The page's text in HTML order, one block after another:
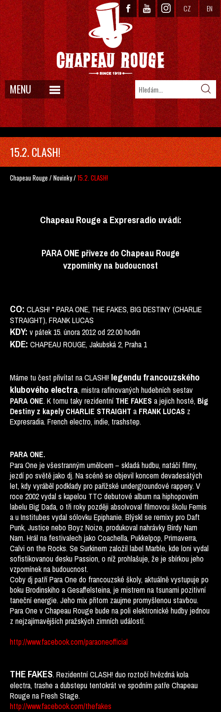
CZ EN
MENU
15.2. CLASH!
Chapeau Rouge /Novinky/15.2. CLASH!
Chapeau Rouge a Expresradio uvádí:
PARA ONE přiveze do Chapeau Rouge
vzpomínky na budoucnost
CO: CLASH! * PARA ONE, THE FAKES, BIG DESTINY (CHARLIE
STRAIGHT), FRANK LUCAS
KDY: v pátek 15. února 2012 od 22.00 hodin
KDE: CHAPEAU ROUGE, Jakubská 2, Praha 1
Máme tu čest přivítat na CLASHI! legendu francouzského
klubového electra, mistra rafinovaných hudebních sestav
PARA ONE. K tomu taky rezidentní THE FAKES a jejich hosté, Big
Destiny z kapely CHARLIE STRAIGHT a FRANK LUCAS z
Expresradia. French electro, indie, trashstep.
PARA ONE.
Para One je všestranným umělcem – skladá hudbu, natáčí filmy,
jezdí po světě jako dj. Na scéně se objevil koncem devadesátých
let, kdy vyráběl podklady pro pařížské undergroundové rappery. V
roce 2002 vydal s kapelou TTC debutové album na hiphopovém
labelu Big Dada, o tři roky později absolvoval filmovou školu Femis
a u Institubes vydal sólovku Epiphanie. Blýskl se remixy pro Daft
Punk, Justice nebo Boyz Noize, produkoval nahrávky Birdy Nam
Nam. Hrál na festivalech jako Coachella, Pukkelpop, Primaverra,
Calvi on the Rocks. Se Surkinem založil label Marble, kde loni vydal
sofistikovanou desku Passion, o níž prohlašuje, že je sbírkou jeho
vzpomínek na budoucnost.
Coby dj patří Para One do francouzské školy, aktuálně vystupuje po
boku Brodinskiho a Gesaffelsteina, je mistrem na tsunami pozitivní
taneční energie. Jeho mix přitom zaujme promyšlenou stavbou.
Para One v Chapeau Rouge bude na poli elektronické hudby jednou
z nejzajímavějších pražských zimních událostí.
http://www.facebook.com/paraoneofficial
THE FAKES. Rezidentní CLASH! duo roztočí hvězdná kola
electra, trashe a dubstepu tentokrát ve spodním patře Chapeau
Rouge na Fresh Stage.
http://www.facebook.com/thefakes